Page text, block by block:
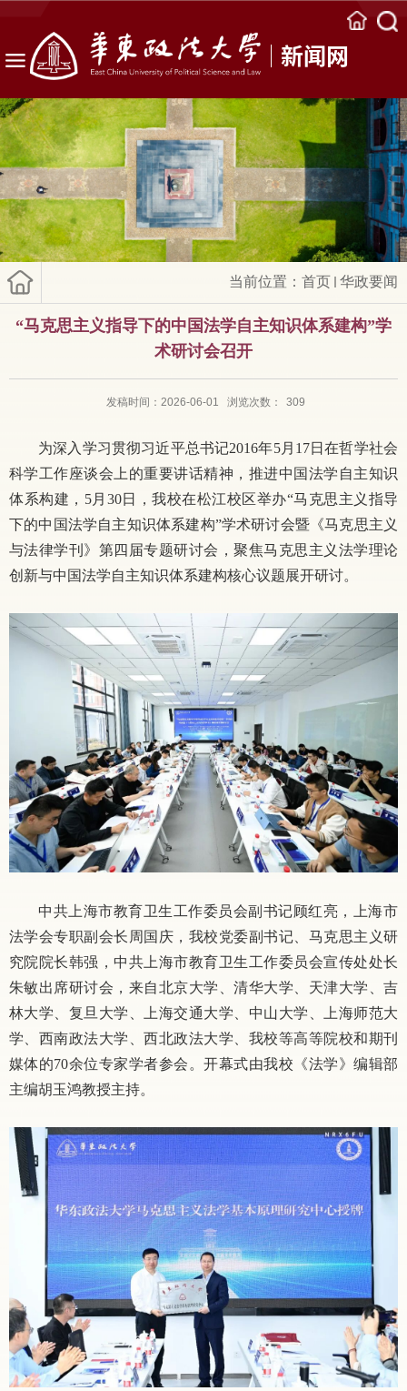
新闻网
当前位置： 首页 华政要闻
“马克思主义指导下的中国法学自主知识体系建构”学
术研讨会召开
发稿时间：2026-06-01 浏览次数： 309
为深入学习贯彻习近平总书记2016年5月17日在哲学社会
科学工作座谈会上的重要讲话精神，推进中国法学自主知识
体系构建，5月30日，我校在松江校区举办“马克思主义指导
下的中国法学自主知识体系建构”学术研讨会暨《马克思主义
与法律学刊》第四届专题研讨会，聚焦马克思主义法学理论
创新与中国法学自主知识体系建构核心议题展开研讨。
中共上海市教育卫生工作委员会副书记顾红亮，上海市
法学会专职副会长周国庆，我校党委副书记、马克思主义研
究院院长韩强，中共上海市教育卫生工作委员会宣传处处长
朱敏出席研讨会，来自北京大学、清华大学、天津大学、吉
林大学、复旦大学、上海交通大学、中山大学、上海师范大
学、西南政法大学、西北政法大学、我校等高等院校和期刊
媒体的70余位专家学者参会。开幕式由我校《法学》编辑部
主编胡玉鸿教授主持。